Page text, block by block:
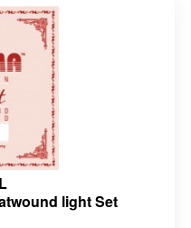
light Set